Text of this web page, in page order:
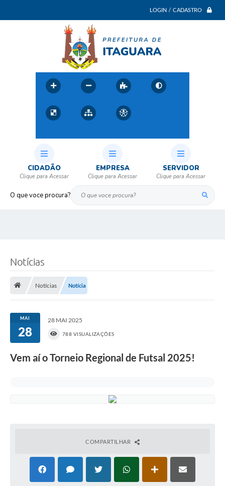
LOGIN / CADASTRO
O que voce procura?
CIDADÃO EMPRESA SERVIDOR
Notícias
Notícias Notícia
MAI
28
28 MAI 2025
788 VISUALIZAÇÕES
Vem aí o Torneio Regional de Futsal 2025!
COMPARTILHAR